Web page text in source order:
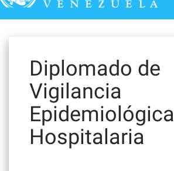
Diplomado de
Vigilancia
Epidemiológica
Hospitalaria